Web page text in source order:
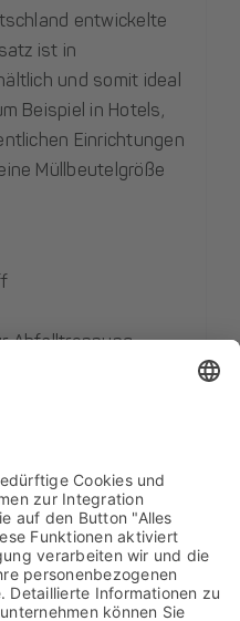
entwickelte
ist in
und somit ideal
Beispiel in Hotels,
Einrichtungen
Müllbeutelgröße
Abfalltrennung
Liter
auch interessieren